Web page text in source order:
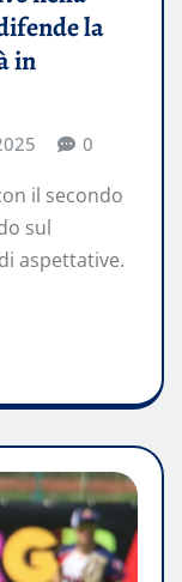
la
in
0
il secondo
sul
aspettative.